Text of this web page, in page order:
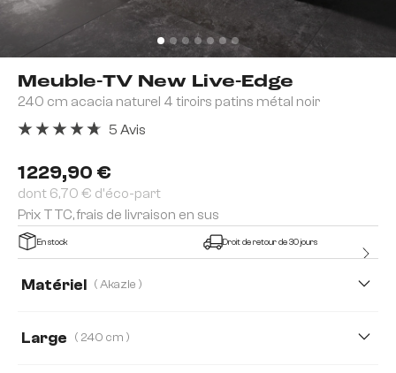
Meuble-TV New Live-Edge
240 cm acacia naturel 4 tiroirs patins métal noir
1 229,90 €
dont 6,70 € d'éco-part
Prix TTC, frais de livraison en sus
5 Avis
En stock Droit de retour de 30 jours
Matériel ( Akazie )
Large ( 240 cm )